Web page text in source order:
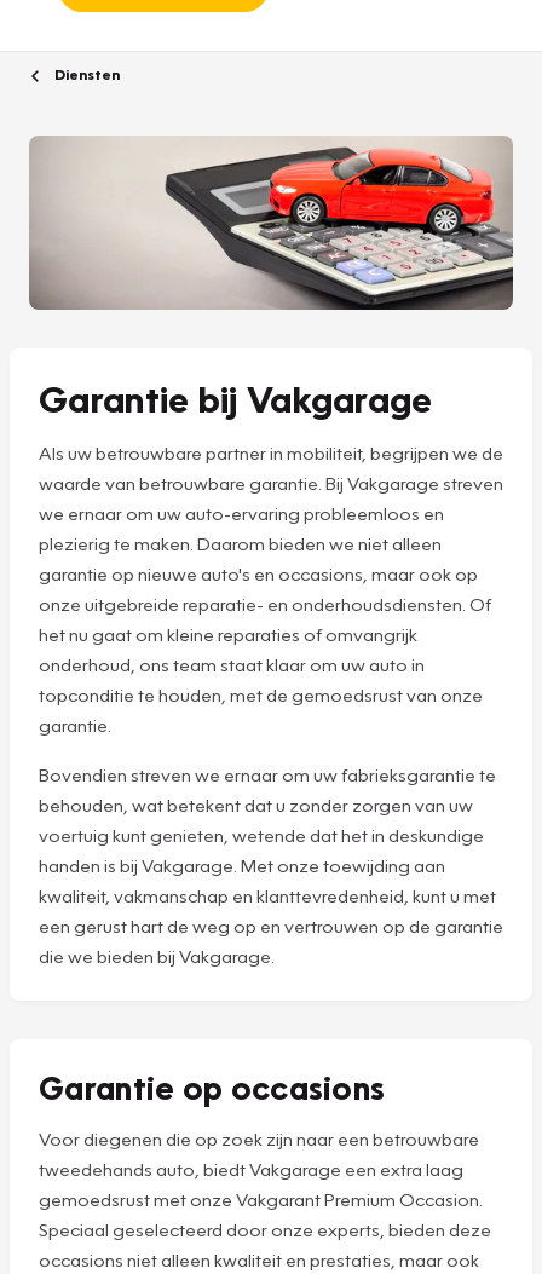
Diensten
Garantie bij Vakgarage
Als uw betrouwbare partner in mobiliteit, begrijpen we de
waarde van betrouwbare garantie. Bij Vakgarage streven
we ernaar om uw auto-ervaring probleemloos en
plezierig te maken. Daarom bieden we niet alleen
garantie op nieuwe auto's en occasions, maar ook op
onze uitgebreide reparatie- en onderhoudsdiensten. Of
het nu gaat om kleine reparaties of omvangrijk
onderhoud, ons team staat klaar om uw auto in
topconditie te houden, met de gemoedsrust van onze
garantie.
Bovendien streven we ernaar om uw fabrieksgarantie te
behouden, wat betekent dat u zonder zorgen van uw
voertuig kunt genieten, wetende dat het in deskundige
handen is bij Vakgarage. Met onze toewijding aan
kwaliteit, vakmanschap en klanttevredenheid, kunt u met
een gerust hart de weg op en vertrouwen op de garantie
die we bieden bij Vakgarage.
Garantie op occasions
Voor diegenen die op zoek zijn naar een betrouwbare
tweedehands auto, biedt Vakgarage een extra laag
gemoedsrust met onze Vakgarant Premium Occasion.
Speciaal geselecteerd door onze experts, bieden deze
occasions niet alleen kwaliteit en prestaties, maar ook